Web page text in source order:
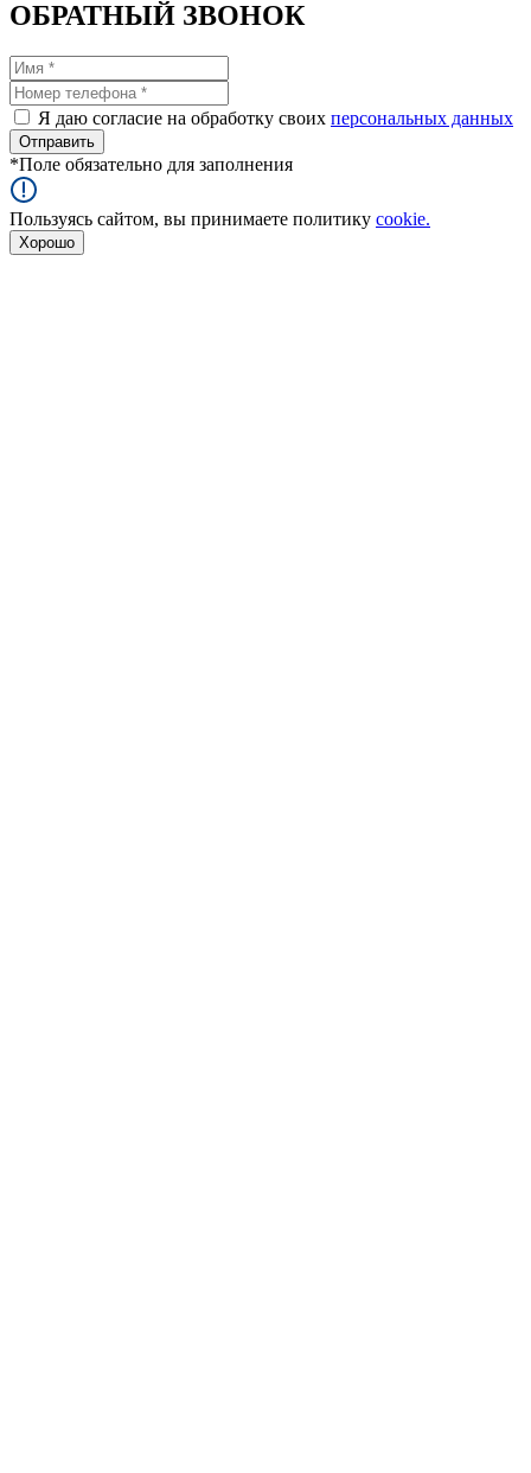
ОБРАТНЫЙ ЗВОНОК
Я даю согласие на обработку своих персональных данных
*Поле обязательно для заполнения
Пользуясь сайтом, вы принимаете политику cookie.
Хорошо